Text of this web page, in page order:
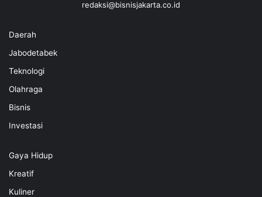
redaksi@bisnisjakarta.co.id
Daerah
Jabodetabek
Teknologi
Olahraga
Bisnis
Investasi
Gaya Hidup
Kreatif
Kuliner